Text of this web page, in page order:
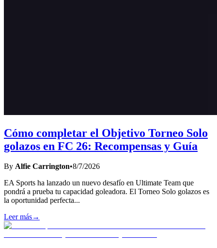
Cómo completar el Objetivo Torneo Solo
golazos en FC 26: Recompensas y Guía
By Alfie Carrington•8/7/2026
EA Sports ha lanzado un nuevo desafío en Ultimate Team que
pondrá a prueba tu capacidad goleadora. El Torneo Solo golazos es
la oportunidad perfecta...
Leer más→